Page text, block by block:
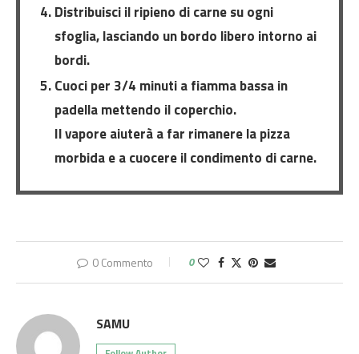
Distribuisci il ripieno di carne su ogni
sfoglia, lasciando un bordo libero intorno ai
bordi.
Cuoci per 3/4 minuti a fiamma bassa in
padella mettendo il coperchio.
Il vapore aiuterà a far rimanere la pizza
morbida e a cuocere il condimento di carne.
0 Commento 0
SAMU